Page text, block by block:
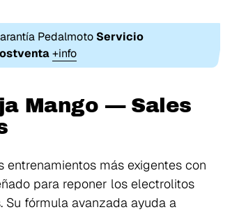
Pedalmoto Servicio
+info
Mango — Sales
más exigentes con
para reponer los electrolitos
fórmula avanzada ayuda a